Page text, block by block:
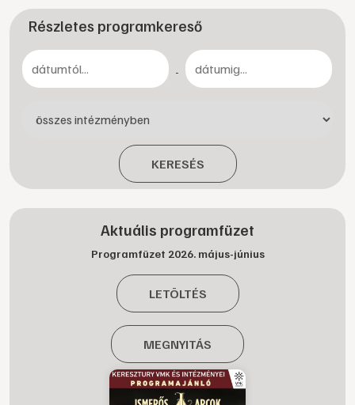
Részletes programkereső
-
KERESÉS
Aktuális programfüzet
Programfüzet 2026. május-június
LETÖLTÉS
MEGNYITÁS